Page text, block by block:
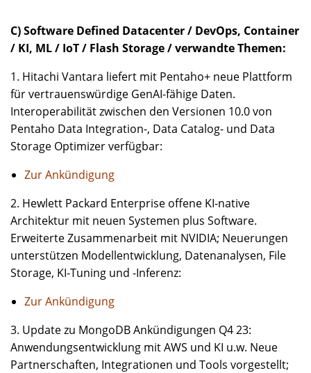
C) Software Defined Datacenter / DevOps, Container
/ KI, ML / IoT / Flash Storage / verwandte Themen:
1. Hitachi Vantara liefert mit Pentaho+ neue Plattform
für vertrauenswürdige GenAI-fähige Daten.
Interoperabilität zwischen den Versionen 10.0 von
Pentaho Data Integration-, Data Catalog- und Data
Storage Optimizer verfügbar:
Zur Ankündigung
2. Hewlett Packard Enterprise offene KI-native
Architektur mit neuen Systemen plus Software.
Erweiterte Zusammenarbeit mit NVIDIA; Neuerungen
unterstützen Modellentwicklung, Datenanalysen, File
Storage, KI-Tuning und -Inferenz:
Zur Ankündigung
3. Update zu MongoDB Ankündigungen Q4 23:
Anwendungsentwicklung mit AWS und KI u.w. Neue
Partnerschaften, Integrationen und Tools vorgestellt;